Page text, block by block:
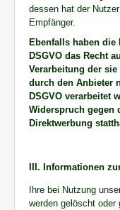
dessen hat der
Empfänger.
Ebenfalls haben die
DSGVO das Recht
Verarbeitung der sie
durch den Anbieter
DSGVO verarbeitet
Widerspruch gegen
Direktwerbung
III. Informationen
Ihre bei Nutzung
werden gelöscht oder